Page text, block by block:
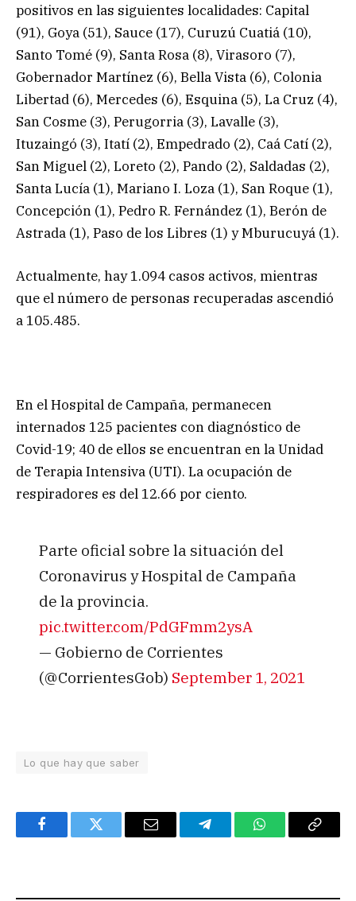
positivos en las siguientes localidades: Capital
(91), Goya (51), Sauce (17), Curuzú Cuatiá (10),
Santo Tomé (9), Santa Rosa (8), Virasoro (7),
Gobernador Martínez (6), Bella Vista (6), Colonia
Libertad (6), Mercedes (6), Esquina (5), La Cruz (4),
San Cosme (3), Perugorria (3), Lavalle (3),
Ituzaingó (3), Itatí (2), Empedrado (2), Caá Catí (2),
San Miguel (2), Loreto (2), Pando (2), Saldadas (2),
Santa Lucía (1), Mariano I. Loza (1), San Roque (1),
Concepción (1), Pedro R. Fernández (1), Berón de
Astrada (1), Paso de los Libres (1) y Mburucuyá (1).
Actualmente, hay 1.094 casos activos, mientras
que el número de personas recuperadas ascendió
a 105.485.
En el Hospital de Campaña, permanecen
internados 125 pacientes con diagnóstico de
Covid-19; 40 de ellos se encuentran en la Unidad
de Terapia Intensiva (UTI). La ocupación de
respiradores es del 12.66 por ciento.
Parte oficial sobre la situación del
Coronavirus y Hospital de Campaña
de la provincia.
pic.twitter.com/PdGFmm2ysA
— Gobierno de Corrientes
(@CorrientesGob) September 1, 2021
Lo que hay que saber
FacebookTwitter Email TelegramWhatsAppCopy